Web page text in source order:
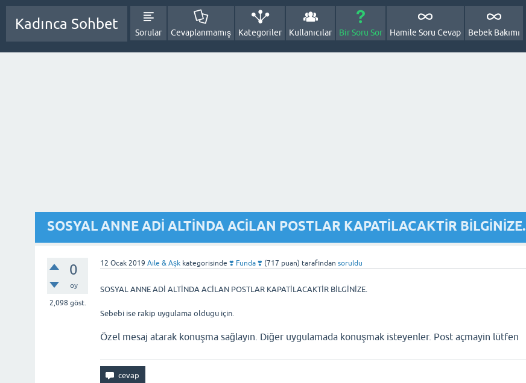
Kadınca Sohbet
Sorular Cevaplanmamış Kategoriler Kullanıcılar Bir Soru Sor Hamile Soru Cevap Bebek Bakımı
SOSYAL ANNE ADİ ALTİNDA ACİLAN POSTLAR KAPATİLACAKTİR BİLGİNİZE.
0
oy
2,098 göst.
12 Ocak 2019 Aile & Aşk kategorisinde ❣️ Funda ❣️ (717 puan) tarafından soruldu
SOSYAL ANNE ADİ ALTİNDA ACİLAN POSTLAR KAPATİLACAKTİR BİLGİNİZE.
Sebebi ise rakip uygulama oldugu için.
Özel mesaj atarak konuşma sağlayın. Diğer uygulamada konuşmak isteyenler. Post açmayin lütfen